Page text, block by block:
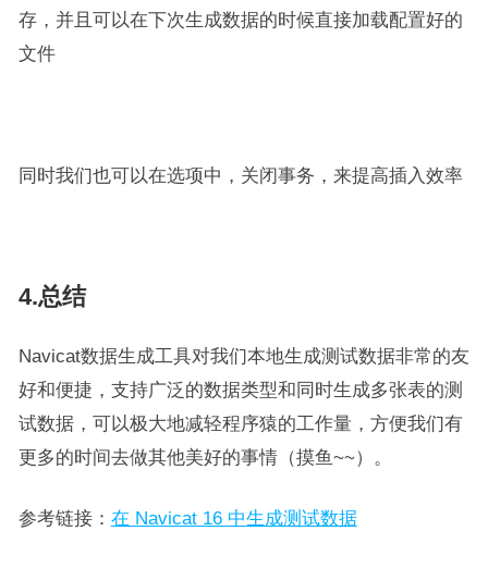
存，并且可以在下次生成数据的时候直接加载配置好的
文件
同时我们也可以在选项中，关闭事务，来提高插入效率
4.总结
Navicat数据生成工具对我们本地生成测试数据非常的友
好和便捷，支持广泛的数据类型和同时生成多张表的测
试数据，可以极大地减轻程序猿的工作量，方便我们有
更多的时间去做其他美好的事情（摸鱼~~）。
参考链接： 在 Navicat 16 中生成测试数据